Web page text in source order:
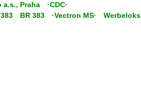
Praha ·CDC·
383 BR 383 ·Vectron MS· Werbeloks